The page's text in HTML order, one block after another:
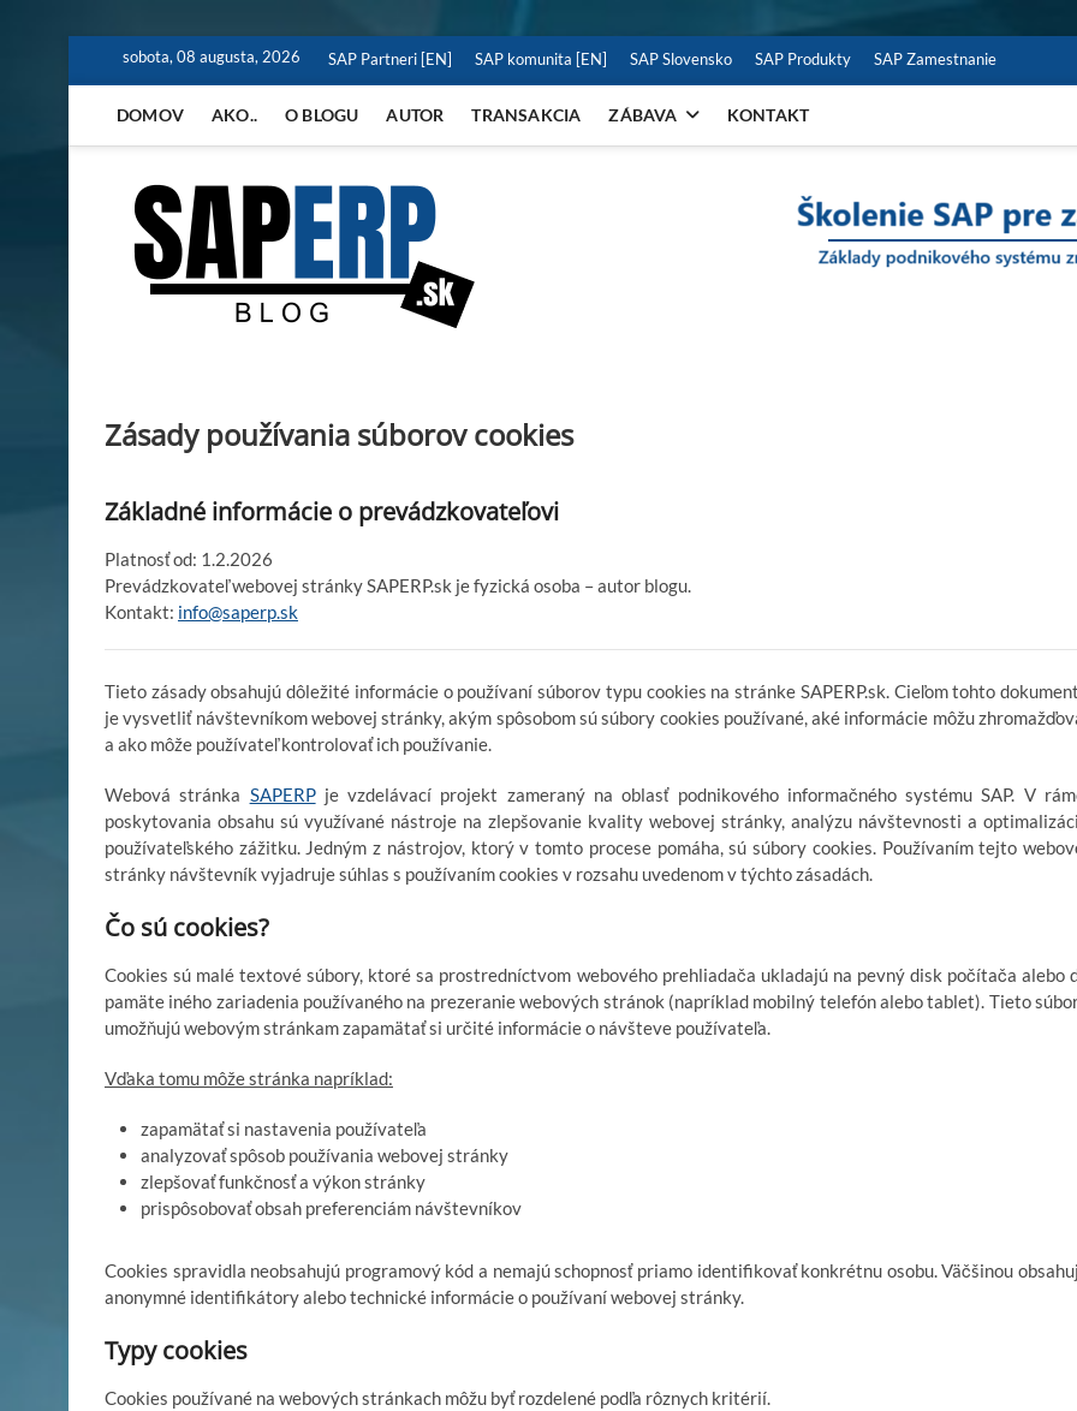
sobota, 08 augusta, 2026 SAP Partneri [EN] SAP komunita [EN] SAP Slovensko SAP Produkty SAP Zamestnanie
DOMOV AKO.. O BLOGU AUTOR TRANSAKCIA ZÁBAVA KONTAKT
SAP pre používateľov
Zásady používania súborov cookies
Základné informácie o prevádzkovateľovi
Platnosť od: 1.2.2026
Prevádzkovateľ webovej stránky SAPERP.sk je fyzická osoba – autor blogu.
Kontakt: info@saperp.sk
Tieto zásady obsahujú dôležité informácie o používaní súborov typu cookies na stránke SAPERP.sk. Cieľom tohto
je vysvetliť návštevníkom webovej stránky, akým spôsobom sú súbory cookies používané, aké informácie môžu
a ako môže používateľ kontrolovať ich používanie.
Webová stránka SAPERPje vzdelávací projekt zameraný na oblasť podnikového informačného systému SAP. V
poskytovania obsahu sú využívané nástroje na zlepšovanie kvality webovej stránky, analýzu návštevnosti a
používateľského zážitku. Jedným z nástrojov, ktorý v tomto procese pomáha, sú súbory cookies. Používaním tejto
stránky návštevník vyjadruje súhlas s používaním cookies v rozsahu uvedenom v týchto zásadách.
Čo sú cookies?
Cookies sú malé textové súbory, ktoré sa prostredníctvom webového prehliadača ukladajú na pevný disk počítača alebo
pamäte iného zariadenia používaného na prezeranie webových stránok (napríklad mobilný telefón alebo tablet). Tieto
umožňujú webovým stránkam zapamätať si určité informácie o návšteve používateľa.
Vďaka tomu môže stránka napríklad:
zapamätať si nastavenia používateľa
analyzovať spôsob používania webovej stránky
zlepšovať funkčnosť a výkon stránky
prispôsobovať obsah preferenciám návštevníkov
Cookies spravidla neobsahujú programový kód a nemajú schopnosť priamo identifikovať konkrétnu osobu. Väčšinou
anonymné identifikátory alebo technické informácie o používaní webovej stránky.
Typy cookies
Cookies používané na webových stránkach môžu byť rozdelené podľa rôznych kritérií.